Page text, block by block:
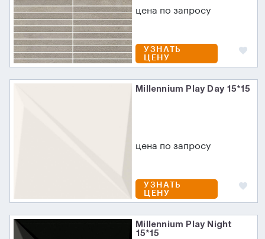
цена по запросу
УЗНАТЬ
ЦЕНУ
Millennium Play Day 15*15
цена по запросу
УЗНАТЬ
ЦЕНУ
Millennium Play Night
15*15